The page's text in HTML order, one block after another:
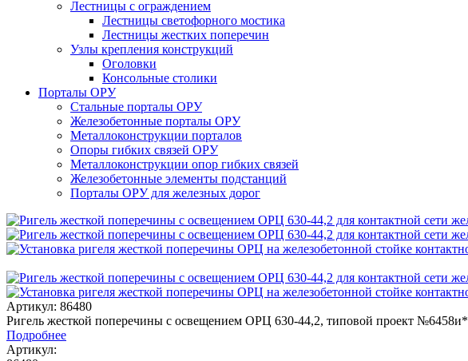
Лестницы с ограждением
Лестницы светофорного мостика
Лестницы жестких поперечин
Узлы крепления конструкций
Оголовки
Консольные столики
Порталы ОРУ
Стальные порталы ОРУ
Железобетонные порталы ОРУ
Металлоконструкции порталов
Опоры гибких связей ОРУ
Металлоконструкции опор гибких связей
Железобетонные элементы подстанций
Порталы ОРУ для железных дорог
Артикул: 86480
Ригель жесткой поперечины с освещением ОРЦ 630-44,2, типовой проект №6458и*
Подробнее
Артикул: